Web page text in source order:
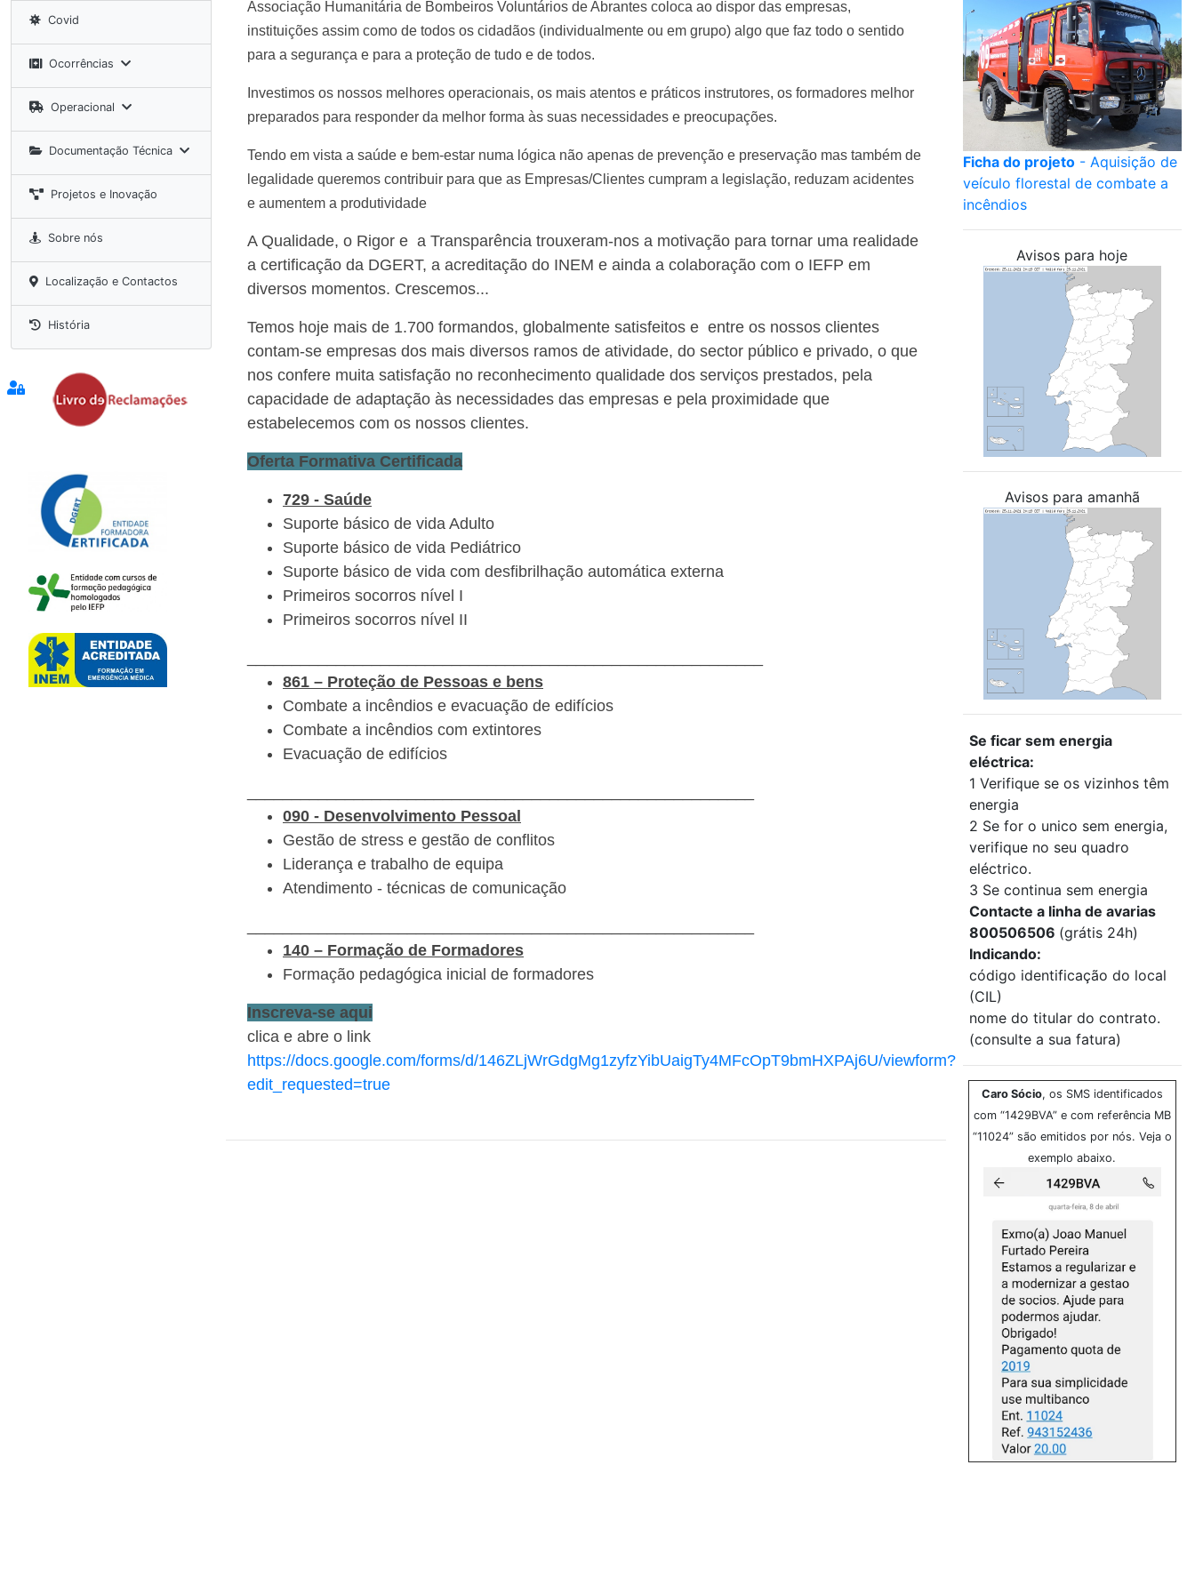
Covid
Ocorrências
Operacional
Documentação Técnica
Projetos e Inovação
Sobre nós
Localização e Contactos
História
Associação Humanitária de Bombeiros Voluntários de Abrantes coloca ao dispor das empresas,
instituições assim como de todos os cidadãos (individualmente ou em grupo) algo que faz todo o sentido
para a segurança e para a proteção de tudo e de todos.
Investimos os nossos melhores operacionais, os mais atentos e práticos instrutores, os formadores melhor
preparados para responder da melhor forma às suas necessidades e preocupações.
Tendo em vista a saúde e bem-estar numa lógica não apenas de prevenção e preservação mas também de
legalidade queremos contribuir para que as Empresas/Clientes cumpram a legislação, reduzam acidentes
e aumentem a produtividade
A Qualidade, o Rigor e a Transparência trouxeram-nos a motivação para tornar uma realidade
a certificação da DGERT, a acreditação do INEM e ainda a colaboração com o IEFP em
diversos momentos. Crescemos...
Temos hoje mais de 1.700 formandos, globalmente satisfeitos e entre os nossos clientes
contam-se empresas dos mais diversos ramos de atividade, do sector público e privado, o que
nos confere muita satisfação no reconhecimento qualidade dos serviços prestados, pela
capacidade de adaptação às necessidades das empresas e pela proximidade que
estabelecemos com os nossos clientes.
Oferta Formativa Certificada
729 - Saúde
Suporte básico de vida Adulto
Suporte básico de vida Pediátrico
Suporte básico de vida com desfibrilhação automática externa
Primeiros socorros nível I
Primeiros socorros nível II
861 – Proteção de Pessoas e bens
Combate a incêndios e evacuação de edifícios
Combate a incêndios com extintores
Evacuação de edifícios
090 - Desenvolvimento Pessoal
Gestão de stress e gestão de conflitos
Liderança e trabalho de equipa
Atendimento - técnicas de comunicação
140 – Formação de Formadores
Formação pedagógica inicial de formadores
Inscreva-se aqui
clica e abre o link
https://docs.google.com/forms/d/146ZLjWrGdgMg1zyfzYibUaigTy4MFcOpT9bmHXPAj6U/viewform?
edit_requested=true
Ficha do projeto- Aquisição de
veículo florestal de combate a
incêndios
Avisos para hoje
Avisos para amanhã
Se ficar sem energia
eléctrica:
1 Verifique se os vizinhos têm
energia
2 Se for o unico sem energia,
verifique no seu quadro
eléctrico.
3 Se continua sem energia
Contacte a linha de avarias
800506506 (grátis 24h)
Indicando:
código identificação do local
(CIL)
nome do titular do contrato.
(consulte a sua fatura)
Caro Sócio, os SMS identificados
com “1429BVA” e com referência MB
“11024” são emitidos por nós. Veja o
exemplo abaixo.